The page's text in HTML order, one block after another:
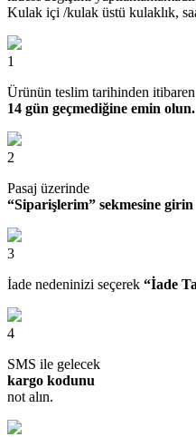
Kulak içi /kulak üstü kulaklık,
1
Ürünün teslim tarihinden itibaren
14 gün geçmediğine emin olun.
2
Pasaj üzerinde
“Siparişlerim” sekmesine girin
3
İade nedeninizi seçerek “İade
4
SMS ile gelecek
kargo kodunu
not alın.